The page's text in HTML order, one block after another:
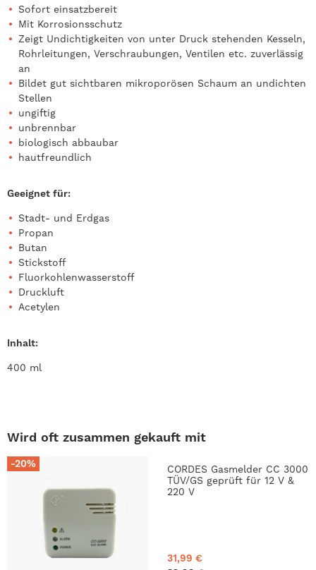
Sofort einsatzbereit
Mit Korrosionsschutz
Zeigt Undichtigkeiten von unter Druck stehenden Kesseln,
Rohrleitungen, Verschraubungen, Ventilen etc. zuverlässig
an
Bildet gut sichtbaren mikroporösen Schaum an undichten
Stellen
ungiftig
unbrennbar
biologisch abbaubar
hautfreundlich
Geeignet für:
Stadt- und Erdgas
Propan
Butan
Stickstoff
Fluorkohlenwasserstoff
Druckluft
Acetylen
Inhalt:
400 ml
Wird oft zusammen gekauft mit
-20%
CORDES Gasmelder CC 3000
TÜV/GS geprüft für 12 V &
220 V
31,99 €